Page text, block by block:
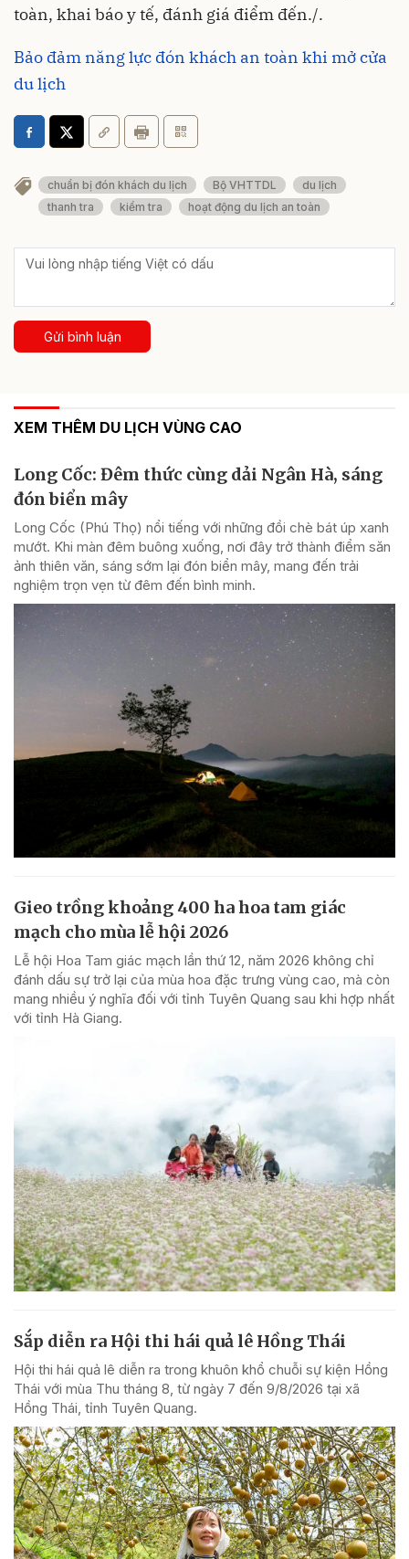
toàn, khai báo y tế, đánh giá điểm đến./.
Bảo đảm năng lực đón khách an toàn khi mở cửa
du lịch
chuẩn bị đón khách du lịch Bộ VHTTDL
du lịch
thanh tra
kiểm tra hoạt động du lịch an toàn
Gửi bình luận
XEM THÊM DU LỊCH VÙNG CAO
Long Cốc: Đêm thức cùng dải Ngân Hà, sáng
đón biển mây
Long Cốc (Phú Thọ) nổi tiếng với những đồi chè bát úp xanh
mướt. Khi màn đêm buông xuống, nơi đây trở thành điểm săn
ảnh thiên văn, sáng sớm lại đón biển mây, mang đến trải
nghiệm trọn vẹn từ đêm đến bình minh.
Gieo trồng khoảng 400 ha hoa tam giác
mạch cho mùa lễ hội 2026
Lễ hội Hoa Tam giác mạch lần thứ 12, năm 2026 không chỉ
đánh dấu sự trở lại của mùa hoa đặc trưng vùng cao, mà còn
mang nhiều ý nghĩa đối với tỉnh Tuyên Quang sau khi hợp nhất
với tỉnh Hà Giang.
Sắp diễn ra Hội thi hái quả lê Hồng Thái
Hội thi hái quả lê diễn ra trong khuôn khổ chuỗi sự kiện Hồng
Thái với mùa Thu tháng 8, từ ngày 7 đến 9/8/2026 tại xã
Hồng Thái, tỉnh Tuyên Quang.